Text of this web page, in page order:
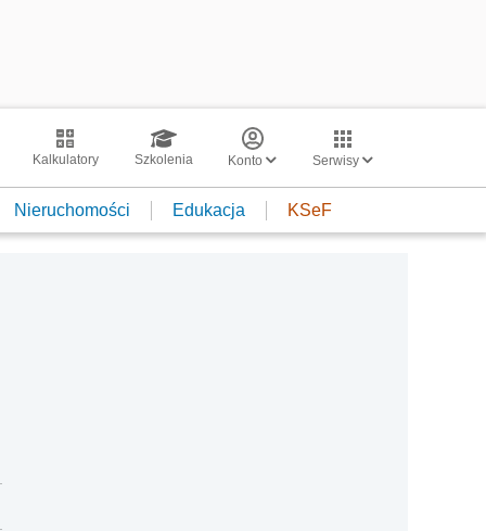
Kalkulatory Szkolenia Konto Serwisy
Nieruchomości Edukacja KSeF